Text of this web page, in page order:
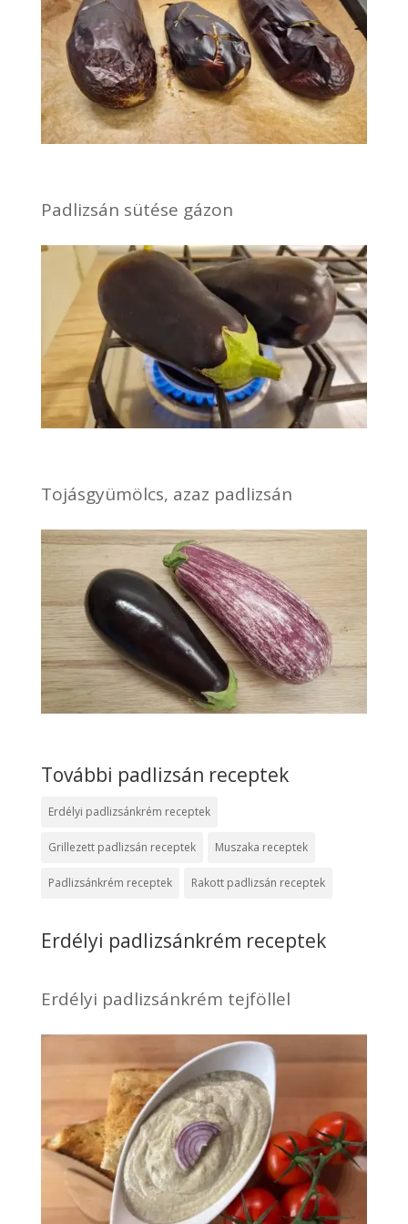
Padlizsán sütése gázon
Tojásgyümölcs, azaz padlizsán
További padlizsán receptek
Erdélyi padlizsánkrém receptek
Grillezett padlizsán receptek Muszaka receptek
Padlizsánkrém receptek Rakott padlizsán receptek
Erdélyi padlizsánkrém receptek
Erdélyi padlizsánkrém tejföllel